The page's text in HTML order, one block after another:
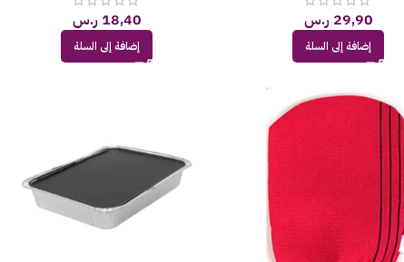
29,90 ر.س
إضافة إلى السلة
18,40 ر.س
إضافة إلى السلة